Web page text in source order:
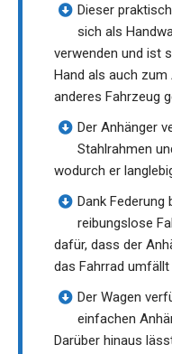
Dieser
sich als
verwenden und ist
Hand als auch zum
anderes Fahrzeug
Der Anhänger
Stahlrahmen
wodurch er
Dank Federung
reibungslose
dafür, dass der
das Fahrrad umfällt
Der Wagen
einfachen
Darüber hinaus